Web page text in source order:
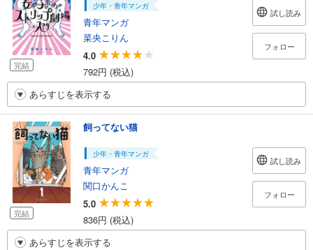
完結
少年・青年マンガ
青年マンガ
菜央こりん
4.0
792円 (税込)
試し読み
フォロー
あらすじを表示する
完結
飼ってない猫
少年・青年マンガ
青年マンガ
関口かんこ
5.0
836円 (税込)
試し読み
フォロー
あらすじを表示する